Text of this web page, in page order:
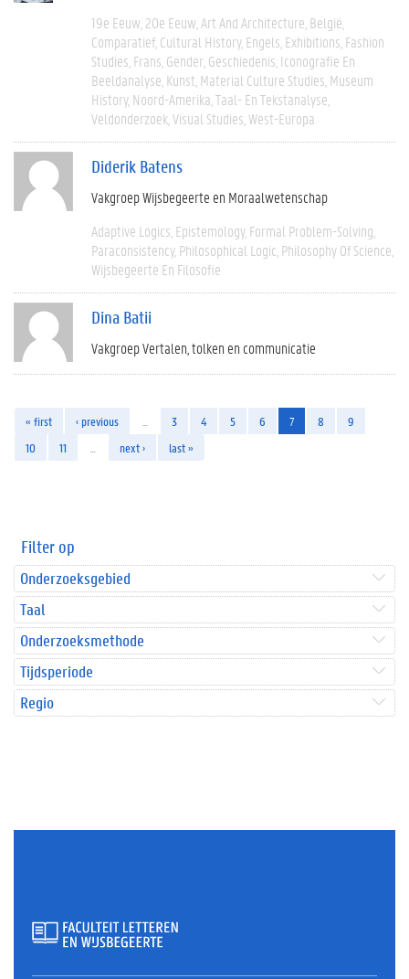
19e Eeuw 20e Eeuw Art And Architecture België
Comparatief Cultural History Engels Exhibitions Fashion
Studies Frans Gender Geschiedenis Iconografie En
Beeldanalyse Kunst Material Culture Studies Museum
History Noord-Amerika Taal- En Tekstanalyse
Veldonderzoek Visual Studies West-Europa
Diderik Batens
Vakgroep Wijsbegeerte en Moraalwetenschap
Adaptive Logics Epistemology Formal Problem-Solving
Paraconsistency Philosophical Logic Philosophy Of Science
Wijsbegeerte En Filosofie
Dina Batii
Vakgroep Vertalen, tolken en communicatie
« first ‹ previous 3 4 5 6 7 8
9
10
11 next › last »
Filter op
Onderzoeksgebied
Taal
Onderzoeksmethode
Tijdsperiode
Regio